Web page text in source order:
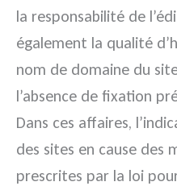
la responsabilité de
également la qualité
nom de domaine du
l’absence de fixation
Dans ces affaires,
des sites en cause des
prescrites par la loi